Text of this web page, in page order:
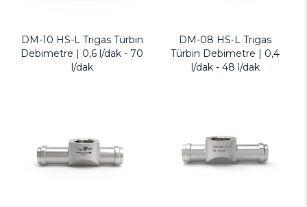
DM-10 HS-L Trigas Türbin
Debimetre | 0,6 l/dak - 70
l/dak
DM-08 HS-L Trigas
Türbin Debimetre | 0,4
l/dak - 48 l/dak